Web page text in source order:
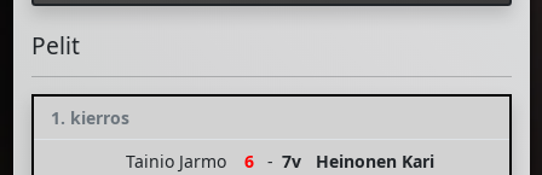
Pelit
1. kierros
Tainio Jarmo
6 - 7v
Heinonen Kari